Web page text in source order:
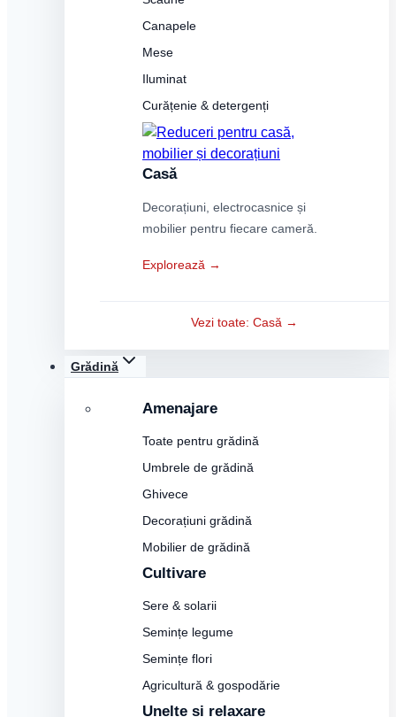
Canapele
Mese
Iluminat
Curățenie & detergenți
Casă
Decorațiuni, electrocasnice și
mobilier pentru fiecare cameră.
Explorează →
Vezi toate: Casă →
Grădină
Amenajare
Toate pentru grădină
Umbrele de grădină
Ghivece
Decorațiuni grădină
Mobilier de grădină
Cultivare
Sere & solarii
Semințe legume
Semințe flori
Agricultură & gospodărie
Unelte și relaxare